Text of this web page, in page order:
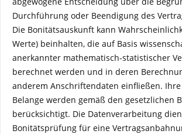
Durchführung oder Beendigung des
Die Bonitätsauskunft kann
Werte) beinhalten, die auf Basis
anerkannter mathematisch-statistischer
berechnet werden und in deren
anderem Anschriftendaten einfließen.
Belange werden gemäß den gesetzlichen
berücksichtigt. Die Datenverarbeitung
Bonitätsprüfung für eine